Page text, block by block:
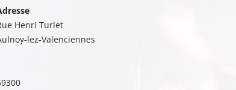
Henri Turlet
lez-Valenciennes